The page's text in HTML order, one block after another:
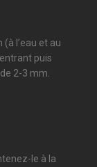
l’eau et au
puis
2-3 mm.
le à la